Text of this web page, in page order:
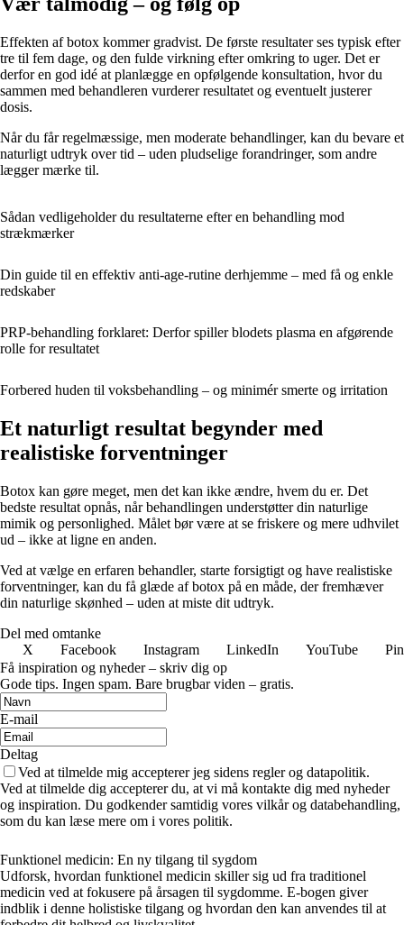
Effekten af botox kommer gradvist. De første resultater ses typisk efter
tre til fem dage, og den fulde virkning efter omkring to uger. Det er
derfor en god idé at planlægge en opfølgende konsultation, hvor du
sammen med behandleren vurderer resultatet og eventuelt justerer
dosis.
Når du får regelmæssige, men moderate behandlinger, kan du bevare et
naturligt udtryk over tid – uden pludselige forandringer, som andre
lægger mærke til.
Sådan vedligeholder du resultaterne efter en behandling mod
strækmærker
Din guide til en effektiv anti-age-rutine derhjemme – med få og enkle
redskaber
PRP-behandling forklaret: Derfor spiller blodets plasma en afgørende
rolle for resultatet
Forbered huden til voksbehandling – og minimér smerte og irritation
Et naturligt resultat begynder med
realistiske forventninger
Botox kan gøre meget, men det kan ikke ændre, hvem du er. Det
bedste resultat opnås, når behandlingen understøtter din naturlige
mimik og personlighed. Målet bør være at se friskere og mere udhvilet
ud – ikke at ligne en anden.
Ved at vælge en erfaren behandler, starte forsigtigt og have realistiske
forventninger, kan du få glæde af botox på en måde, der fremhæver
din naturlige skønhed – uden at miste dit udtryk.
Del med omtanke
X
Facebook Instagram LinkedIn YouTube
Få inspiration og nyheder – skriv dig op
Gode tips. Ingen spam. Bare brugbar viden – gratis.
E-mail
Deltag
Ved at tilmelde mig accepterer jeg sidens regler og datapolitik.
Ved at tilmelde dig accepterer du, at vi må kontakte dig med nyheder
og inspiration. Du godkender samtidig vores vilkår og databehandling,
som du kan læse mere om i vores politik.
Funktionel medicin: En ny tilgang til sygdom
Udforsk, hvordan funktionel medicin skiller sig ud fra traditionel
medicin ved at fokusere på årsagen til sygdomme. E-bogen giver
indblik i denne holistiske tilgang og hvordan den kan anvendes til at